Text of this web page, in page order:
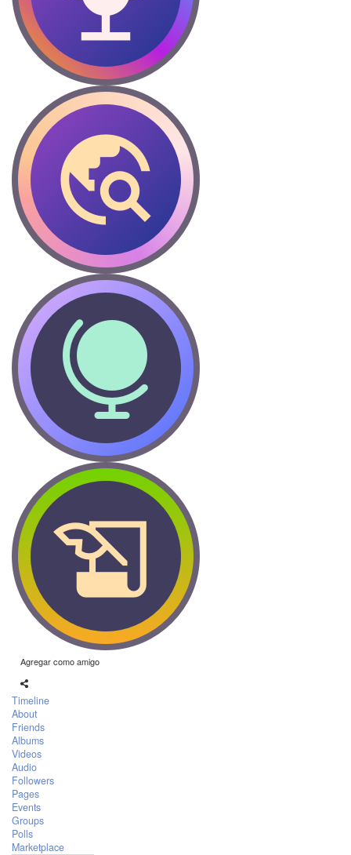
Agregar como amigo
Timeline
About
Friends
Albums
Videos
Audio
Followers
Pages
Events
Groups
Polls
Marketplace